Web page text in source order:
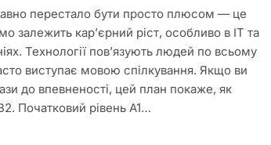
перестало бути просто плюсом — це
залежить кар’єрний ріст, особливо в IT та
Технології повʼязують людей по всьому
виступає мовою спілкування. Якщо ви
до впевненості, цей план покаже, як
Початковий рівень A1…